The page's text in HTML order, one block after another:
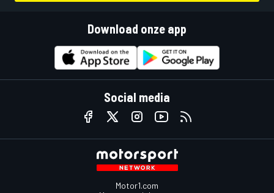
Download onze app
Social media
Motor1.com